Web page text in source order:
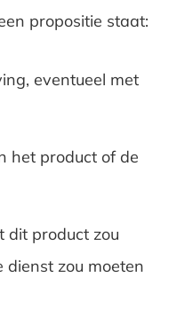
propositie staat:
eventueel met
het product of de
dit product zou
dienst zou moeten